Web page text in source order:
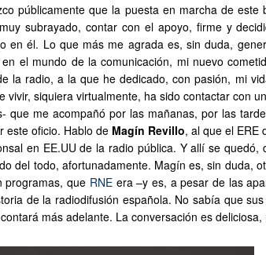
públicamente que la puesta en marcha de
subrayado, contar con el apoyo, firme y
en él. Lo que más me agrada es, sin duda,
el mundo de la comunicación, mi nuevo
la radio, a la que he dedicado, con pasión, mi
vivir, siquiera virtualmente, ha sido contactar con
que me acompañó por las mañanas, por las
este oficio. Hablo de Magín Revillo, al que el ERE
en EE.UU de la radio pública. Y allí se
del todo, afortunadamente. Magín es, sin duda,
programas, que RNEera –y es, a pesar de las
de la radiodifusión española. No sabía que
más adelante. La conversación es deliciosa,